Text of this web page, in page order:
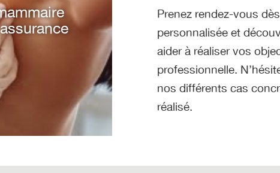
de
Alain
Prenez rendez-vous
personnalisée et
aider à réaliser vos
professionnelle.
nos différents cas
réalisé.